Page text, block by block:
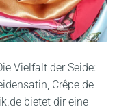
Vielfalt der Seide:
Crêpe de
bietet dir eine